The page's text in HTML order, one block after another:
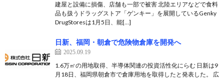
建屋と設備に損傷、店舗も一部で被害 北陸エリアなどで食料
品も扱うドラッグストア「ゲンキー」を展開しているGenky
DrugStoresは1月5日、能[…]
日新、福岡・朝倉で危険物倉庫を開発へ
2025.09.19
1.6万㎡の用地取得、半導体関連の投資活性化にらむ 日新は9
月18日、福岡県朝倉市で倉庫用地を取得したと発表した。 広